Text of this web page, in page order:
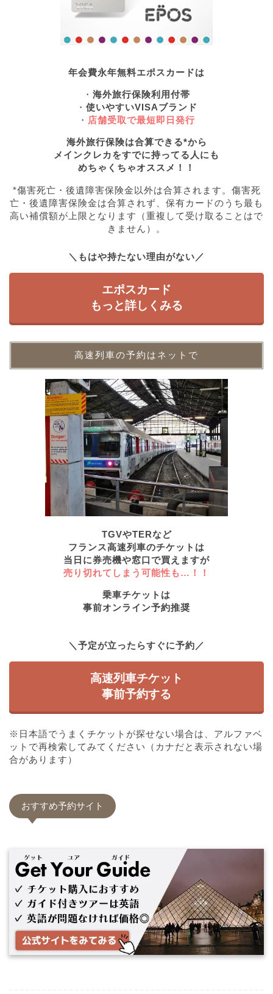
年会費永年無料エポスカードは
・ 海外旅行保険利用付帯
・ 使いやすいVISAブランド
・ 店舗受取で最短即日発行
海外旅行保険は合算できる*から
メインクレカをすでに持ってる人にも
めちゃくちゃオススメ！！
*傷害死亡・後遺障害保険金以外は合算されます。傷害死
亡・後遺障害保険金は合算されず、保有カードのうち最も
高い補償額が上限となります（重複して受け取ることはで
きません）。
＼もはや持たない理由がない／
エポスカード
もっと詳しくみる
高速列車の予約はネットで
TGVやTERなど
フランス高速列車のチケットは
当日に券売機や窓口で買えますが
売り切れてしまう可能性も…！！
乗車チケットは
事前オンライン予約推奨
＼予定が立ったらすぐに予約／
高速列車チケット
事前予約する
※日本語でうまくチケットが探せない場合は、アルファベ
ットで再検索してみてください（カナだと表示されない場
合があります）
おすすめ予約サイト